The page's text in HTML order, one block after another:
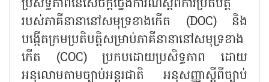
ប្រសិទ្ធភាពនៃសេចក្តីថ្លែងការណ៍ស្តីពីការប្រតិបត្តិ
របស់ភាគីនានានៅសមុទ្រខាងកើត (DOC) និង
បង្កើតក្រមប្រតិបត្តិសម្រាប់ភាគីនានានៅសមុទ្រខាង
កើត (COC) ប្រកបដោយប្រសិទ្ធភាព ដោយ
អនុលោមតាមច្បាប់អន្តរជាតិ អនុសញ្ញាស្តីពីច្បាប់